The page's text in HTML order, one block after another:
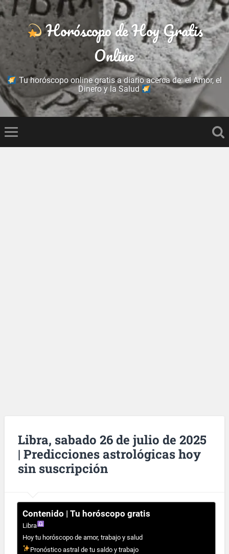
Horóscopo de Hoy Gratis
Online
Tu horóscopo online gratis a diario acerca de: el Amor, el
Dinero y la Salud
Libra, sabado 26 de julio de 2025
| Predicciones astrológicas hoy
sin suscripción
Contenido | Tu horóscopo gratis
Libra
Hoy tu horóscopo de amor, trabajo y salud
Pronóstico astral de tu saldo y trabajo